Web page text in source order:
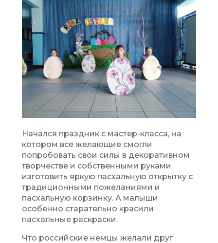
Начался праздник с мастер-класса, на
котором все желающие смогли
попробовать свои силы в декоративном
творчестве и собственными руками
изготовить яркую пасхальную открытку с
традиционными пожеланиями и
пасхальную корзинку. А малыши
особенно старательно красили
пасхальные раскраски.
Что российские немцы желали друг